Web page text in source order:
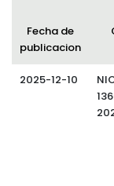
GESTIÓN
Plan de
Plan
Fecha de
publicacion
2025-12-10